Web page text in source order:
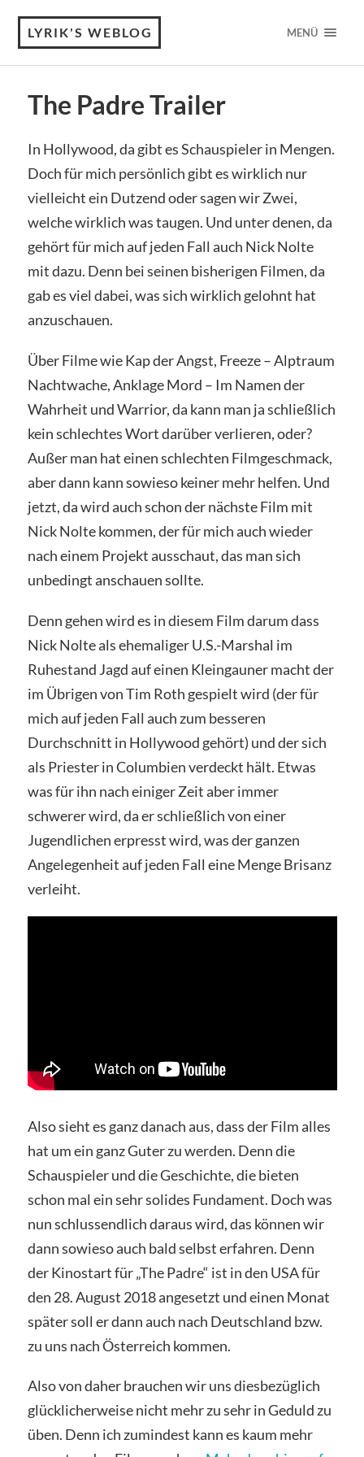
LYRIK'S WEBLOG MENÜ
The Padre Trailer
In Hollywood, da gibt es Schauspieler in Mengen.
Doch für mich persönlich gibt es wirklich nur
vielleicht ein Dutzend oder sagen wir Zwei,
welche wirklich was taugen. Und unter denen, da
gehört für mich auf jeden Fall auch Nick Nolte
mit dazu. Denn bei seinen bisherigen Filmen, da
gab es viel dabei, was sich wirklich gelohnt hat
anzuschauen.
Über Filme wie Kap der Angst, Freeze – Alptraum
Nachtwache, Anklage Mord – Im Namen der
Wahrheit und Warrior, da kann man ja schließlich
kein schlechtes Wort darüber verlieren, oder?
Außer man hat einen schlechten Filmgeschmack,
aber dann kann sowieso keiner mehr helfen. Und
jetzt, da wird auch schon der nächste Film mit
Nick Nolte kommen, der für mich auch wieder
nach einem Projekt ausschaut, das man sich
unbedingt anschauen sollte.
Denn gehen wird es in diesem Film darum dass
Nick Nolte als ehemaliger U.S.-Marshal im
Ruhestand Jagd auf einen Kleingauner macht der
im Übrigen von Tim Roth gespielt wird (der für
mich auf jeden Fall auch zum besseren
Durchschnitt in Hollywood gehört) und der sich
als Priester in Columbien verdeckt hält. Etwas
was für ihn nach einiger Zeit aber immer
schwerer wird, da er schließlich von einer
Jugendlichen erpresst wird, was der ganzen
Angelegenheit auf jeden Fall eine Menge Brisanz
verleiht.
Also sieht es ganz danach aus, dass der Film alles
hat um ein ganz Guter zu werden. Denn die
Schauspieler und die Geschichte, die bieten
schon mal ein sehr solides Fundament. Doch was
nun schlussendlich daraus wird, das können wir
dann sowieso auch bald selbst erfahren. Denn
der Kinostart für „The Padre“ ist in den USA für
den 28. August 2018 angesetzt und einen Monat
später soll er dann auch nach Deutschland bzw.
zu uns nach Österreich kommen.
Also von daher brauchen wir uns diesbezüglich
glücklicherweise nicht mehr zu sehr in Geduld zu
üben. Denn ich zumindest kann es kaum mehr